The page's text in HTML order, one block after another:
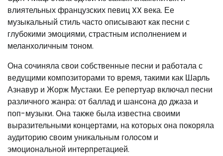
влиятельных французских певиц XX века. Ее
музыкальный стиль часто описывают как песни с
глубокими эмоциями, страстным исполнением и
меланхоличным тоном.
Она сочиняла свои собственные песни и работала с
ведущими композиторами то время, такими как Шарль
Азнавур и Жорж Мустаки. Ее репертуар включал песни
различного жанра: от баллад и шансона до джаза и
поп-музыки. Она также была известна своими
выразительными концертами, на которых она покоряла
аудиторию своим уникальным голосом и
эмоциональной интерпретацией.